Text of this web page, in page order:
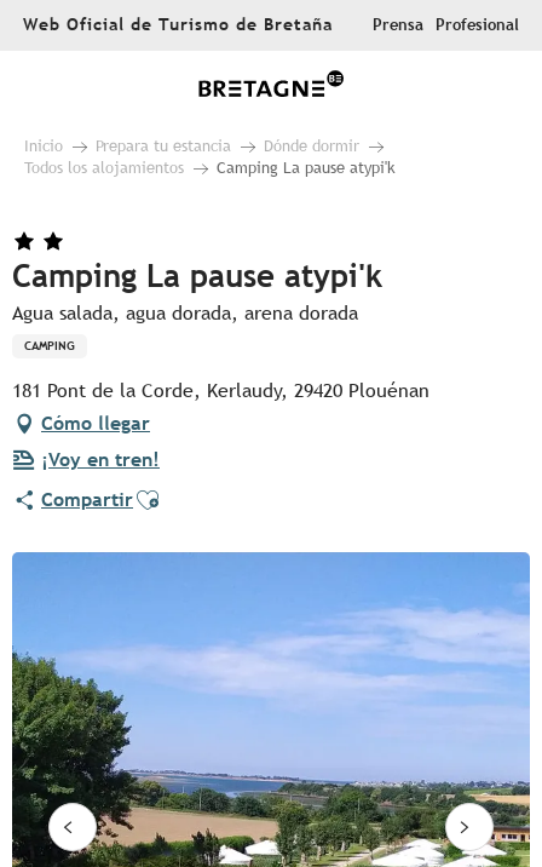
AllerWeb Oficial de Turismo de Bretaña Prensa Profesional
Inicio Prepara tu estancia
Dónde dormir
Todos los alojamientos
Camping La pause atypi'k
Camping La pause atypi'k
Agua salada, agua dorada, arena dorada
CAMPING
181 Pont de la Corde, Kerlaudy, 29420 Plouénan
Cómo llegar
¡Voy en tren!
CompartirAjouter aux favoris